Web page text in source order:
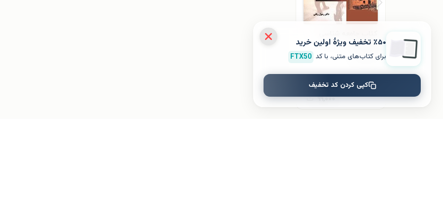
شهری
رسول ربانی
۹۹,۰۰۰ ت
٪۵۰ تخفیف ویژۀ اولین خرید
برای کتاب‌های متنی، با کد FTX50
کپی کردن کد تخفیف